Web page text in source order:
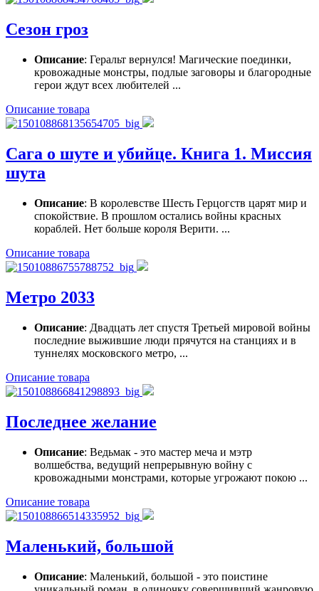
Сезон гроз
Описание: Геральт вернулся! Магические поединки,
кровожадные монстры, подлые заговоры и благородные
герои ждут всех любителей ...
Описание товара
Сага о шуте и убийце. Книга 1. Миссия
шута
Описание: В королевстве Шесть Герцогств царят мир и
спокойствие. В прошлом остались войны красных
кораблей. Нет больше короля Верити. ...
Описание товара
Метро 2033
Описание: Двадцать лет спустя Третьей мировой войны
последние выжившие люди прячутся на станциях и в
туннелях московского метро, ...
Описание товара
Последнее желание
Описание: Ведьмак - это мастер меча и мэтр
волшебства, ведущий непрерывную войну с
кровожадными монстрами, которые угрожают покою ...
Описание товара
Маленький, большой
Описание: Маленький, большой - это поистине